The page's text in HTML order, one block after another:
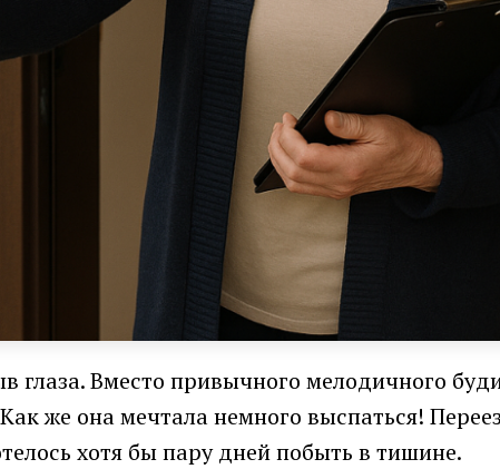
глаза. Вместо привычного мелодичного
же она мечтала немного выспаться!
хотя бы пару дней побыть в тишине.